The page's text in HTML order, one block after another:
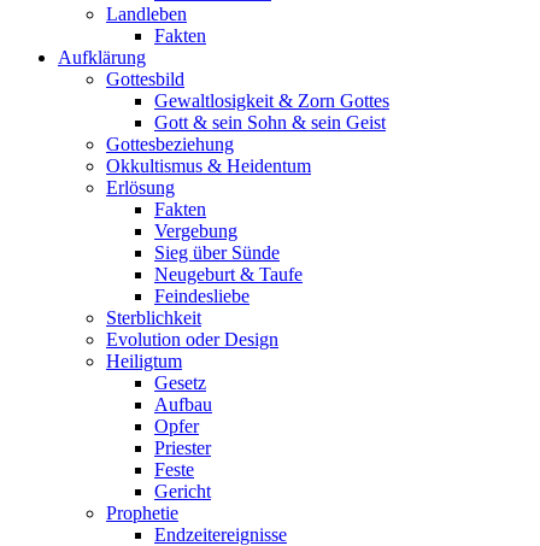
Landleben
Fakten
Aufklärung
Gottesbild
Gewaltlosigkeit & Zorn Gottes
Gott & sein Sohn & sein Geist
Gottesbeziehung
Okkultismus & Heidentum
Erlösung
Fakten
Vergebung
Sieg über Sünde
Neugeburt & Taufe
Feindesliebe
Sterblichkeit
Evolution oder Design
Heiligtum
Gesetz
Aufbau
Opfer
Priester
Feste
Gericht
Prophetie
Endzeitereignisse